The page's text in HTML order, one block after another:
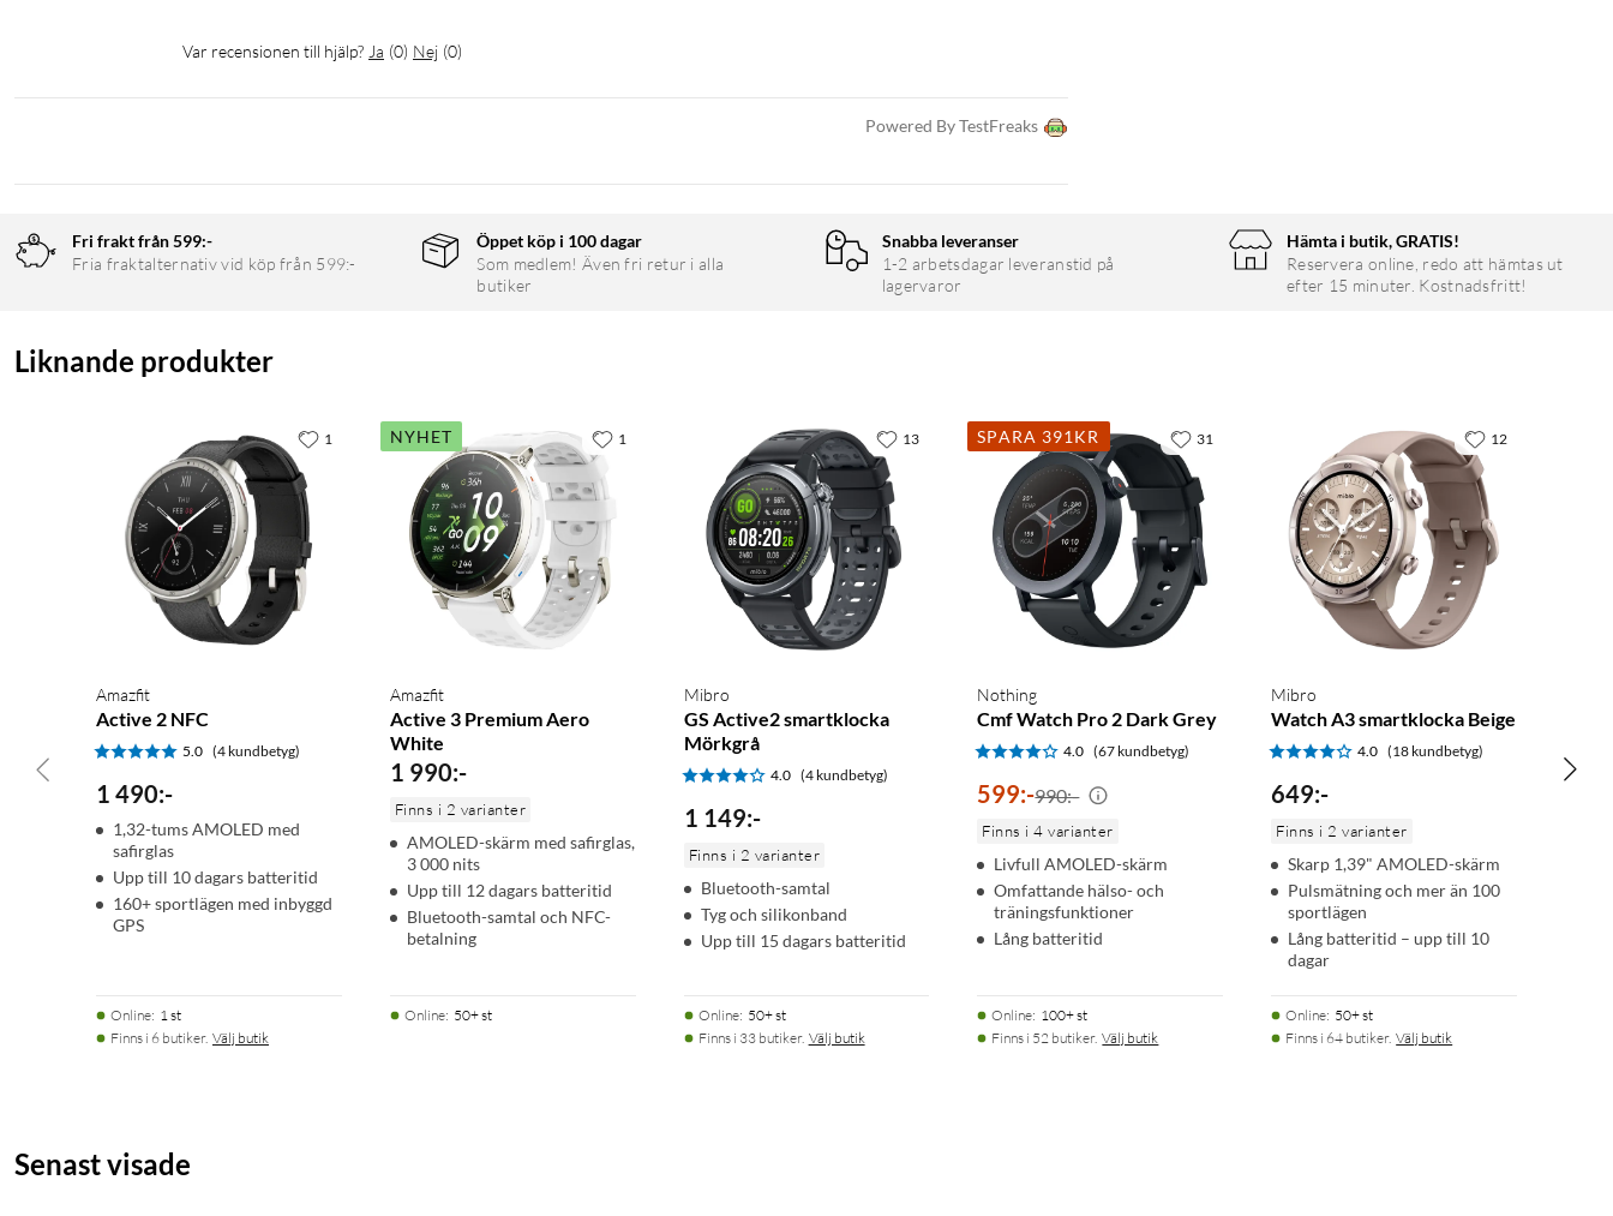
Var recensionen till hjälp? Ja (0) Nej (0)
Powered By TestFreaks
Fri frakt från 599:-
Fria fraktalternativ vid köp från 599:-
Öppet köp i 100 dagar
Som medlem! Även fri retur i alla
butiker
Snabba leveranser
1-2 arbetsdagar leveranstid på
lagervaror
Hämta i butik, GRATIS!
Reservera online, redo att hämtas ut
efter 15 minuter. Kostnadsfritt!
Liknande produkter
Amazfit
Active 2 NFC
5.0 (4 kundbetyg)
1 490:-
1,32-tums AMOLED med
safirglas
Upp till 10 dagars batteritid
160+ sportlägen med inbyggd
GPS
Online: 1 st
Finns i 6 butiker. Välj butik
1 NYHET
Amazfit
Active 3 Premium Aero
White
1 990:-
Finns i 2 varianter
AMOLED-skärm med safirglas,
3 000 nits
Upp till 12 dagars batteritid
Bluetooth-samtal och NFC-
betalning
Online: 50+ st
1
Mibro
GS Active2 smartklocka
Mörkgrå
4.0 (4 kundbetyg)
1 149:-
Finns i 2 varianter
Bluetooth-samtal
Tyg och silikonband
Upp till 15 dagars batteritid
Online: 50+ st
Finns i 33 butiker. Välj butik
13 SPARA 391KR
Nothing
Cmf Watch Pro 2 Dark Grey
4.0 (67 kundbetyg)
599:-990:-
Finns i 4 varianter
Livfull AMOLED-skärm
Omfattande hälso- och
träningsfunktioner
Lång batteritid
Online: 100+ st
Finns i 52 butiker. Välj butik
31
Mibro
Watch A3 smartklocka Beige
4.0 (18 kundbetyg)
649:-
Finns i 2 varianter
Skarp 1,39" AMOLED-skärm
Pulsmätning och mer än 100
sportlägen
Lång batteritid – upp till 10
dagar
Online: 50+ st
Finns i 64 butiker. Välj butik
12
Senast visade